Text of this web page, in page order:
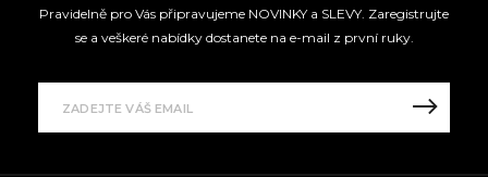
Pravidelně pro Vás připravujeme NOVINKY a SLEVY. Zaregistrujte
se a veškeré nabídky dostanete na e-mail z první ruky.